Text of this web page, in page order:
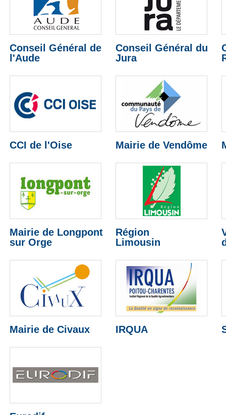
Conseil Général de
l'Aude
Conseil Général du
Jura
CCI de l'Oise Mairie de Vendôme
Mairie de Longpont
sur Orge
Région
Limousin
Mairie de Civaux IRQUA